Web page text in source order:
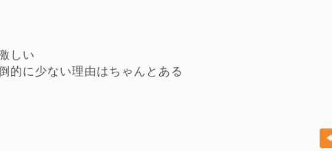
しい
的に少ない理由はちゃんとある